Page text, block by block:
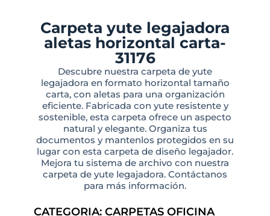
Carpeta yute legajadora
aletas horizontal carta-
31176
Descubre nuestra carpeta de yute
legajadora en formato horizontal tamaño
carta, con aletas para una organización
eficiente. Fabricada con yute resistente y
sostenible, esta carpeta ofrece un aspecto
natural y elegante. Organiza tus
documentos y mantenlos protegidos en su
lugar con esta carpeta de diseño legajador.
Mejora tu sistema de archivo con nuestra
carpeta de yute legajadora. Contáctanos
para más información.
CATEGORIA: CARPETAS OFICINA